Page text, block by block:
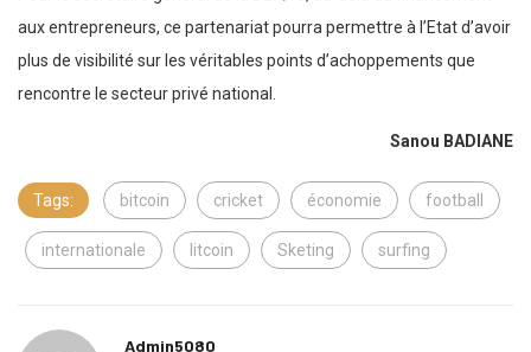
Tags: bitcoin cricket économie football
Admin5080
https://bie.cciad.sn